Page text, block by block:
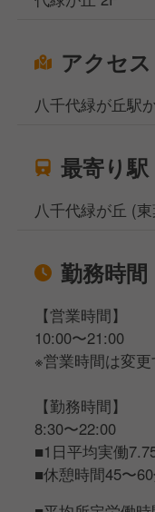
アクセス
八千代緑が丘駅
最寄り駅
八千代緑が丘 (
勤務時間
【営業時間】
10:00〜21:00
※営業時間は変
【勤務時間】
8:30〜22:00
■1日平均実働
■休憩時間45〜